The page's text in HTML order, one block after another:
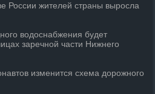
России жителей страны выросла
водоснабжения будет
заречной части Нижнего
изменится схема дорожного